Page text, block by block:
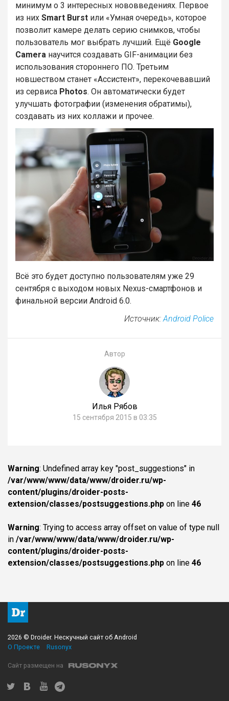
минимум о 3 интересных нововведениях. Первое
из них Smart Burst или «Умная очередь», которое
позволит камере делать серию снимков, чтобы
пользователь мог выбрать лучший. Ещё Google
Camera научится создавать GIF-анимации без
использования стороннего ПО. Третьим
новшеством станет «Ассистент», перекочевавший
из сервиса Photos. Он автоматически будет
улучшать фотографии (изменения обратимы),
создавать из них коллажи и прочее.
Всё это будет доступно пользователям уже 29
сентября с выходом новых Nexus-смартфонов и
финальной версии Android 6.0.
Источник:Android Police
Автор
Илья Рябов
15 сентября 2015 в 03:35
Warning: Undefined array key "post_suggestions" in
/var/www/www/data/www/droider.ru/wp-
content/plugins/droider-posts-
extension/classes/postsuggestions.php on line 46
Warning: Trying to access array offset on value of type null
in /var/www/www/data/www/droider.ru/wp-
content/plugins/droider-posts-
extension/classes/postsuggestions.php on line 46
2026 © Droider. Нескучный сайт об Android
О Проекте
Rusonyx
Сайт размещен на